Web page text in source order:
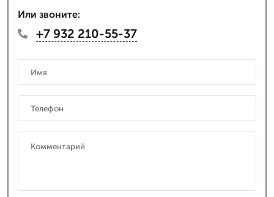
Или звоните:
+7 932 210-55-37